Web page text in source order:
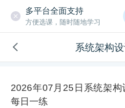
多平台全面支持
方便选课，随时随地学习
系统架构
2026年07月25日系统架构
每日一练